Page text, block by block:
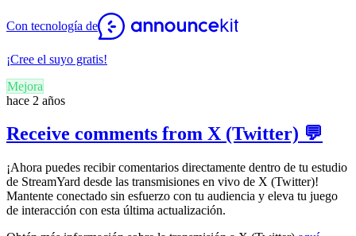
Con tecnología de
¡Cree el suyo gratis!
Mejora
hace 2 años
Receive comments from X (Twitter) 💬
¡Ahora puedes recibir comentarios directamente dentro de tu estudio
de StreamYard desde las transmisiones en vivo de X (Twitter)!
Mantente conectado sin esfuerzo con tu audiencia y eleva tu juego
de interacción con esta última actualización.